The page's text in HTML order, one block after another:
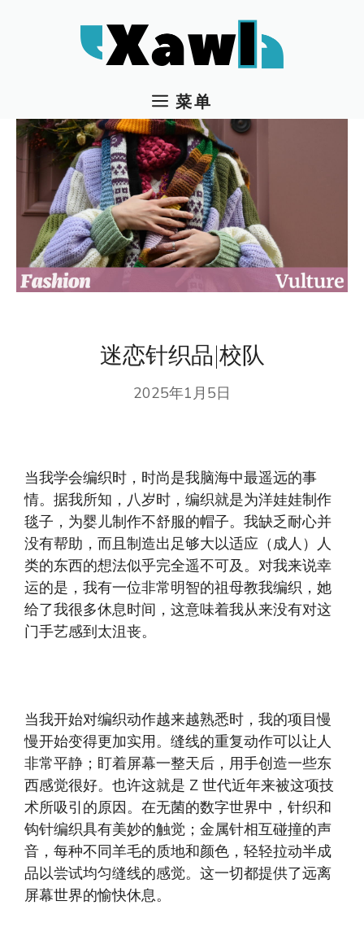
菜单
迷恋针织品|校队
2025年1月5日
当我学会编织时，时尚是我脑海中最遥远的事
情。据我所知，八岁时，编织就是为洋娃娃制作
毯子，为婴儿制作不舒服的帽子。我缺乏耐心并
没有帮助，而且制造出足够大以适应（成人）人
类的东西的想法似乎完全遥不可及。对我来说幸
运的是，我有一位非常明智的祖母教我编织，她
给了我很多休息时间，这意味着我从来没有对这
门手艺感到太沮丧。
当我开始对编织动作越来越熟悉时，我的项目慢
慢开始变得更加实用。缝线的重复动作可以让人
非常平静；盯着屏幕一整天后，用手创造一些东
西感觉很好。也许这就是 Z 世代近年来被这项技
术所吸引的原因。在无菌的数字世界中，针织和
钩针编织具有美妙的触觉；金属针相互碰撞的声
音，每种不同羊毛的质地和颜色，轻轻拉动半成
品以尝试均匀缝线的感觉。这一切都提供了远离
屏幕世界的愉快休息。